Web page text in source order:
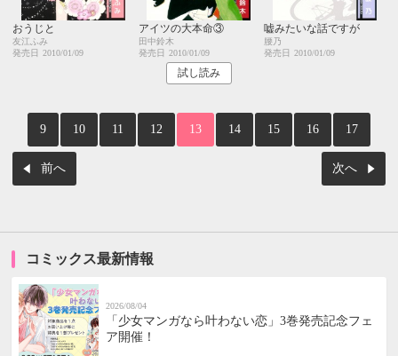
おうじと
友江ふみ
発売日
2010/01/09
アイツの大本命③
田中鈴木
発売日
2010/01/09
試し読み
嘘みたいな話ですが
腰乃
発売日
2010/01/09
前へ
9 10 11 12 13 14 15 16 17
次へ
コミックス最新情報
2026/08/04
「少女マンガなら叶わない恋」3巻発売記念フェ
ア開催！